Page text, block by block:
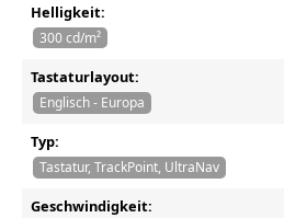
Helligkeit:
300 cd/m²
Tastaturlayout:
Englisch - Europa
Typ:
Tastatur, TrackPoint, UltraNav
Geschwindigkeit: